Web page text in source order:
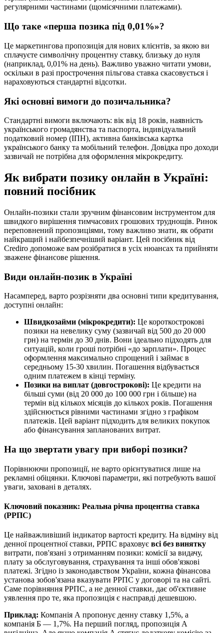
регулярними частинами (щомісячними платежами).
Що таке «перша позика під 0,01%»?
Це маркетингова пропозиція для нових клієнтів, за якою ви
сплачуєте символічну процентну ставку, близьку до нуля
(наприклад, 0,01% на день). Важливо уважно читати умови,
оскільки в разі прострочення пільгова ставка скасовується і
нараховуються стандартні відсотки.
Які основні вимоги до позичальника?
Стандартні вимоги включають: вік від 18 років, наявність
українського громадянства та паспорта, індивідуальний
податковий номер (ІПН), активна банківська картка
українського банку та мобільний телефон. Довідка про доходи
зазвичай не потрібна для оформлення мікрокредиту.
Як вибрати позику онлайн в Україні:
повний посібник
Онлайн-позики стали зручним фінансовим інструментом для
швидкого вирішення тимчасових грошових труднощів. Ринок
переповнений пропозиціями, тому важливо знати, як обрати
найкращий і найбезпечніший варіант. Цей посібник від
Crediro допоможе вам розібратися в усіх нюансах та прийняти
зважене фінансове рішення.
Види онлайн-позик в Україні
Насамперед, варто розрізняти два основні типи кредитування,
доступні онлайн:
Швидкозайми (мікрокредити): Це короткострокові
позики на невелику суму (зазвичай від 500 до 20 000
грн) на термін до 30 днів. Вони ідеально підходять для
ситуацій, коли гроші потрібні «до зарплати». Процес
оформлення максимально спрощений і займає в
середньому 15-30 хвилин. Погашення відбувається
одним платежем в кінці терміну.
Позики на виплат (довгострокові): Це кредити на
більші суми (від 20 000 до 100 000 грн і більше) на
термін від кількох місяців до кількох років. Погашення
здійснюється рівними частинами згідно з графіком
платежів. Цей варіант підходить для великих покупок
або фінансування запланованих витрат.
На що звертати увагу при виборі позики?
Порівнюючи пропозиції, не варто орієнтуватися лише на
рекламні обіцянки. Ключові параметри, які потребують вашої
уваги, заховані в деталях.
Ключовий показник: Реальна річна процентна ставка
(РРПС)
Це найважливіший індикатор вартості кредиту. На відміну від
денної процентної ставки, РРПС враховує всі без винятку
витрати, пов'язані з отриманням позики: комісії за видачу,
плату за обслуговування, страхування та інші обов'язкові
платежі. Згідно із законодавством України, кожна фінансова
установа зобов'язана вказувати РРПС у договорі та на сайті.
Саме порівняння РРПС, а не денної ставки, дає об'єктивне
уявлення про те, яка пропозиція є насправді дешевшою.
Приклад: Компанія А пропонує денну ставку 1,5%, а
компанія Б — 1,7%. На перший погляд, пропозиція А